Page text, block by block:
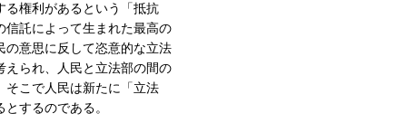
る権利があるという「抵抗
信託によって生まれた最高の
の意思に反して恣意的な立法
えられ、人民と立法部の間の
そこで人民は新たに「立法
するのである。